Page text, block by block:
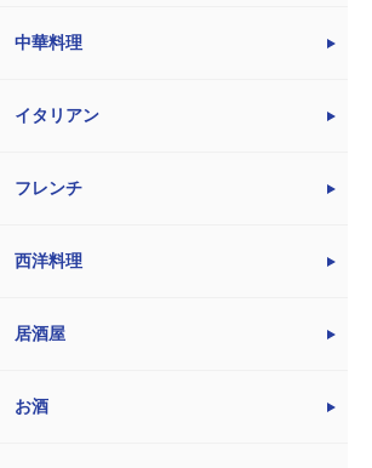
中華料理
イタリアン
フレンチ
西洋料理
居酒屋
お酒